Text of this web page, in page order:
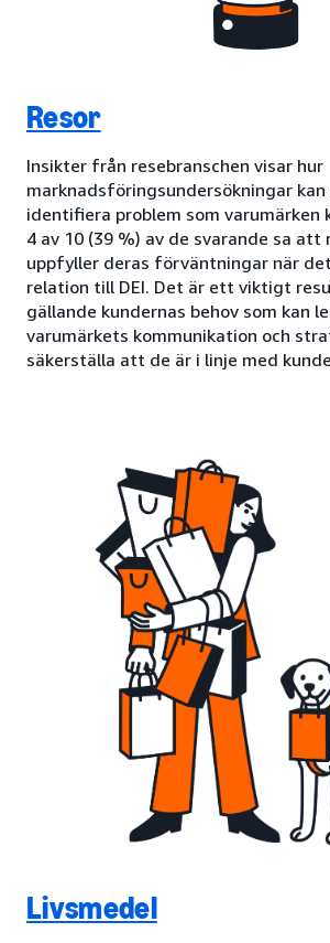
Resor
Insikter från resebranschen visar hur
marknadsföringsundersökningar
identifiera problem som varumärken
4 av 10 (39 %) av de svarande sa att
uppfyller deras förväntningar när
relation till DEI. Det är ett viktigt
gällande kundernas behov som kan
varumärkets kommunikation och
säkerställa att de är i linje med
Livsmedel